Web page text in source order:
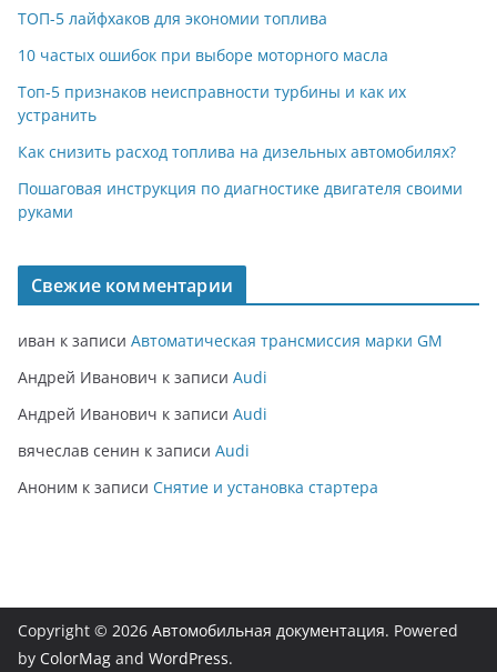
ТОП-5 лайфхаков для экономии топлива
10 частых ошибок при выборе моторного масла
Топ-5 признаков неисправности турбины и как их
устранить
Как снизить расход топлива на дизельных автомобилях?
Пошаговая инструкция по диагностике двигателя своими
руками
Свежие комментарии
иван к записи Автоматическая трансмиссия марки GM
Андрей Иванович к записи Audi
Андрей Иванович к записи Audi
вячеслав сенин к записи Audi
Аноним к записи Снятие и установка стартера
Copyright © 2026 Автомобильная документация. Powered
by ColorMag and WordPress.